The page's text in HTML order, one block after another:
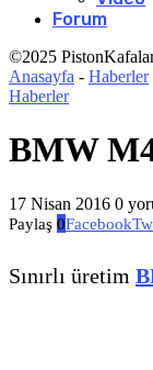
Forum
©2025
Anasayfa - Haberler
Haberler
BMW
17 Nisan 2016 0
Paylaş 0Facebook
Sınırlı üretim